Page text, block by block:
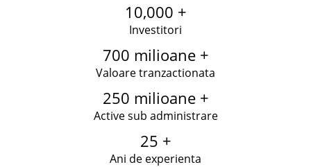
10,000 +
Investitori
700 milioane +
Valoare tranzactionata
250 milioane +
Active sub administrare
25 +
Ani de experienta